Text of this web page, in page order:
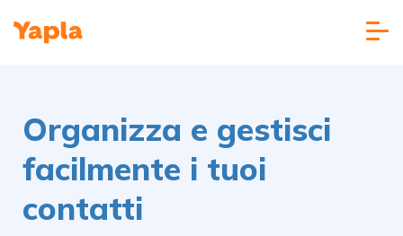
Organizza e gestisci
facilmente i tuoi
contatti